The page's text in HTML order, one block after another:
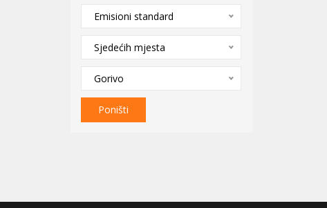
Emisioni standard
Sjedećih mjesta
Gorivo
Poništi